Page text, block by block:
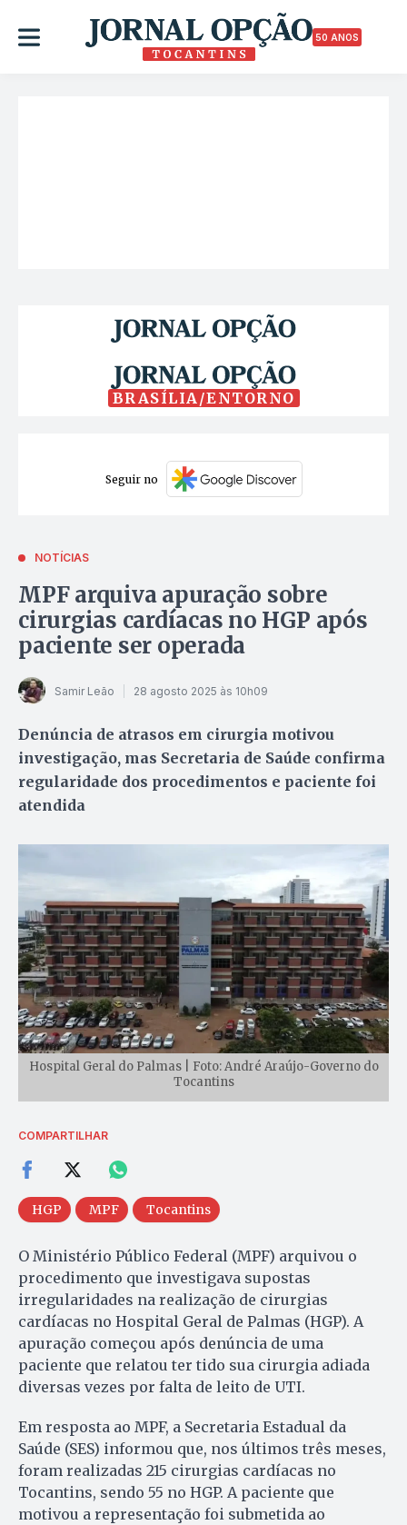
50 ANOS
BRASÍLIA/ENTORNO
Seguir no
NOTÍCIAS
MPF arquiva apuração sobre
cirurgias cardíacas no HGP após
paciente ser operada
Samir Leão 28 agosto 2025 às 10h09
Denúncia de atrasos em cirurgia motivou
investigação, mas Secretaria de Saúde confirma
regularidade dos procedimentos e paciente foi
atendida
Hospital Geral do Palmas | Foto: André Araújo-Governo do
Tocantins
COMPARTILHAR
HGP MPF Tocantins
O Ministério Público Federal (MPF) arquivou o
procedimento que investigava supostas
irregularidades na realização de cirurgias
cardíacas no Hospital Geral de Palmas (HGP). A
apuração começou após denúncia de uma
paciente que relatou ter tido sua cirurgia adiada
diversas vezes por falta de leito de UTI.
Em resposta ao MPF, a Secretaria Estadual da
Saúde (SES) informou que, nos últimos três meses,
foram realizadas 215 cirurgias cardíacas no
Tocantins, sendo 55 no HGP. A paciente que
motivou a representação foi submetida ao